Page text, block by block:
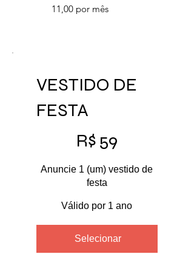
11,00 por mês
VESTIDO DE
FESTA
R$59
Anuncie 1 (um) vestido de
festa
Válido por 1 ano
Selecionar